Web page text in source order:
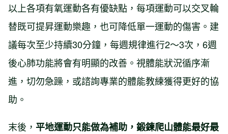
以上各項有氧運動各有優缺點，每項運動可以交叉輪
替既可提昇運動樂趣，也可降低單一運動的傷害。建
議每次至少持續30分鐘，每週規律進行2〜3次，6週
後心肺功能將會有明顯的改善。視體能狀況循序漸
進，切勿急躁，或諮詢專業的體能教練獲得更好的協
助。
末後， 平地運動只能做為補助，鍛鍊爬山體能最好最